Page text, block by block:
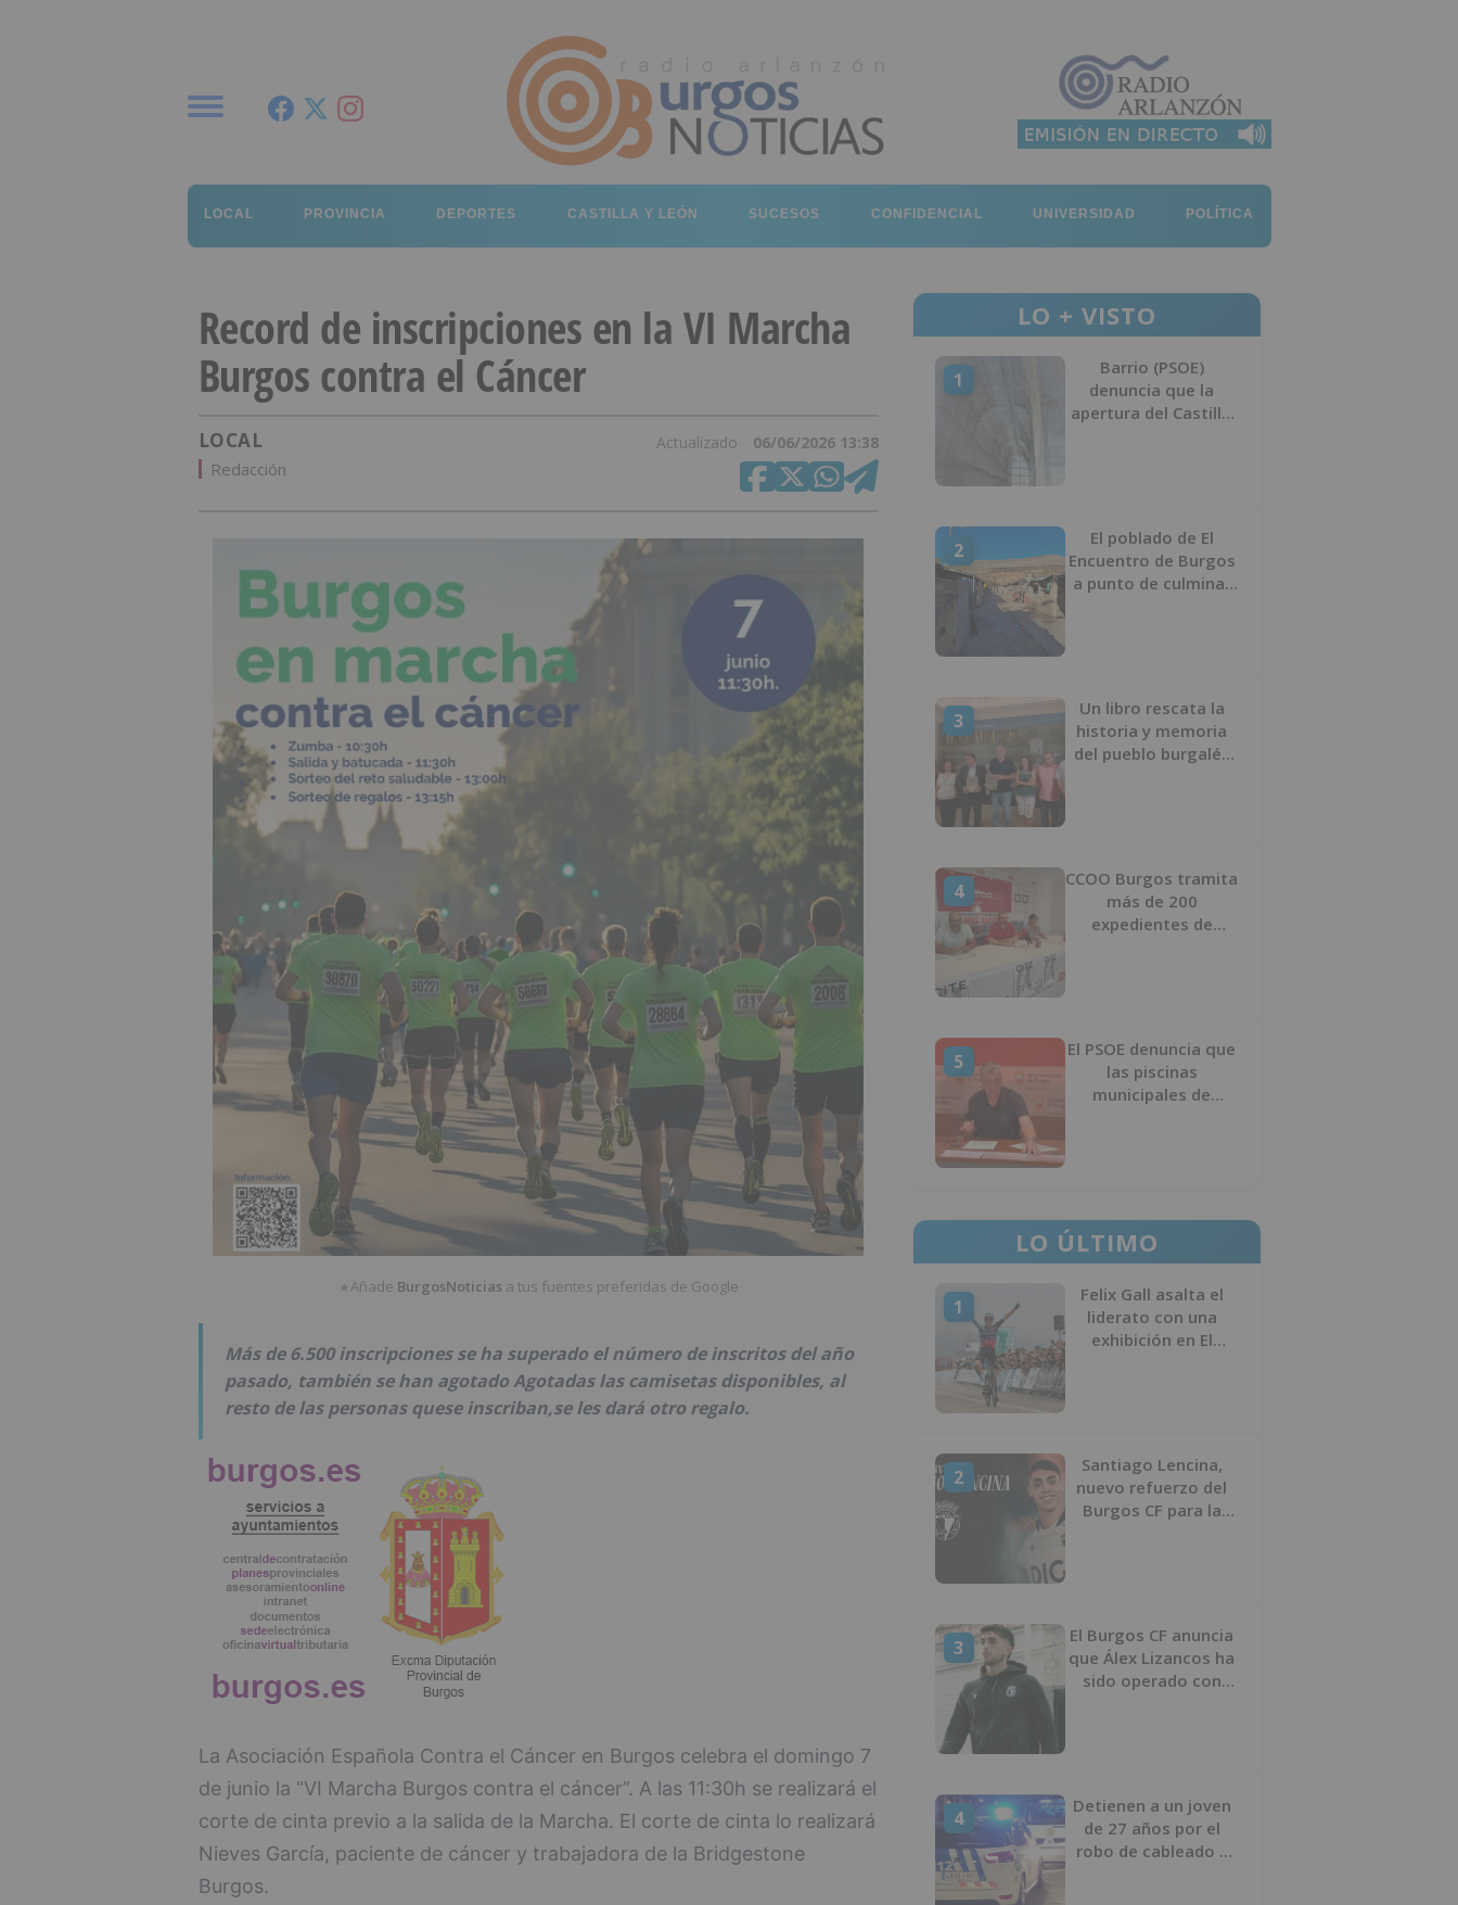
LOCAL PROVINCIA DEPORTES CASTILLA Y LEÓN SUCESOS CONFIDENCIAL UNIVERSIDAD POLÍTICA
Record de inscripciones en la VI Marcha
Burgos contra el Cáncer
LOCAL Actualizado 06/06/2026 13:38
Redacción
★Añade BurgosNoticias a tus fuentes preferidas de Google
Más de 6.500 inscripciones se ha superado el número de inscritos del año
pasado, también se han agotado Agotadas las camisetas disponibles, al
resto de las personas quese inscriban,se les dará otro regalo.
La Asociación Española Contra el Cáncer en Burgos celebra el domingo 7
de junio la “VI Marcha Burgos contra el cáncer”. A las 11:30h se realizará el
corte de cinta previo a la salida de la Marcha. El corte de cinta lo realizará
Nieves García, paciente de cáncer y trabajadora de la Bridgestone
Burgos.
LO + VISTO
1
Barrio (PSOE)
denuncia que la
apertura del Castillo
2
El poblado de El
Encuentro de Burgos
a punto de culminar
3
Un libro rescata la
historia y memoria
del pueblo burgalés
4
CCOO Burgos tramita
más de 200
expedientes de
5
El PSOE denuncia que
las piscinas
municipales de
LO ÚLTIMO
1
Felix Gall asalta el
liderato con una
exhibición en El
2
Santiago Lencina,
nuevo refuerzo del
Burgos CF para la
3
El Burgos CF anuncia
que Álex Lizancos ha
sido operado con
4
Detienen a un joven
de 27 años por el
robo de cableado y